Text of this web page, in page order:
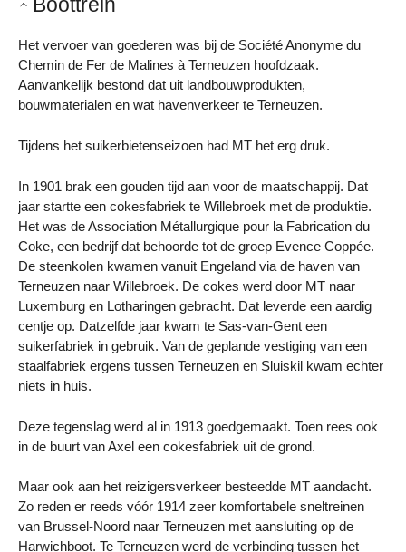
Boottrein
Het vervoer van goederen was bij de Société Anonyme du
Chemin de Fer de Malines à Terneuzen hoofdzaak.
Aanvankelijk bestond dat uit landbouwprodukten,
bouwmaterialen en wat havenverkeer te Terneuzen.
Tijdens het suikerbietenseizoen had MT het erg druk.
In 1901 brak een gouden tijd aan voor de maatschappij. Dat
jaar startte een cokesfabriek te Willebroek met de produktie.
Het was de Association Métallurgique pour la Fabrication du
Coke, een bedrijf dat behoorde tot de groep Evence Coppée.
De steenkolen kwamen vanuit Engeland via de haven van
Terneuzen naar Willebroek. De cokes werd door MT naar
Luxemburg en Lotharingen gebracht. Dat leverde een aardig
centje op. Datzelfde jaar kwam te Sas-van-Gent een
suikerfabriek in gebruik. Van de geplande vestiging van een
staalfabriek ergens tussen Terneuzen en Sluiskil kwam echter
niets in huis.
Deze tegenslag werd al in 1913 goedgemaakt. Toen rees ook
in de buurt van Axel een cokesfabriek uit de grond.
Maar ook aan het reizigersverkeer besteedde MT aandacht.
Zo reden er reeds vóór 1914 zeer komfortabele sneltreinen
van Brussel-Noord naar Terneuzen met aansluiting op de
Harwichboot. Te Terneuzen werd de verbinding tussen het